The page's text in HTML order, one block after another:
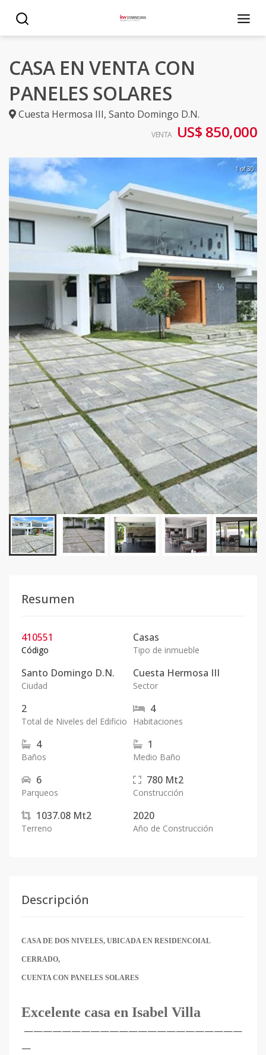
CASA EN VENTA CON
PANELES SOLARES
Cuesta Hermosa III, Santo Domingo D.N.
VENTA US$ 850,000
1 of 30
Resumen
410551
Código
Casas
Tipo de inmueble
Santo Domingo D.N.
Ciudad
Cuesta Hermosa III
Sector
2
Total de Niveles del Edificio
4
Habitaciones
4
Baños
1
Medio Baño
6
Parqueos
780 Mt2
Construcción
1037.08 Mt2
Terreno
2020
Año de Construcción
Descripción
CASA DE DOS NIVELES, UBICADA EN RESIDENCOIAL
CERRADO,
CUENTA CON PANELES SOLARES
Excelente casa en Isabel Villa
———————————————————————
—